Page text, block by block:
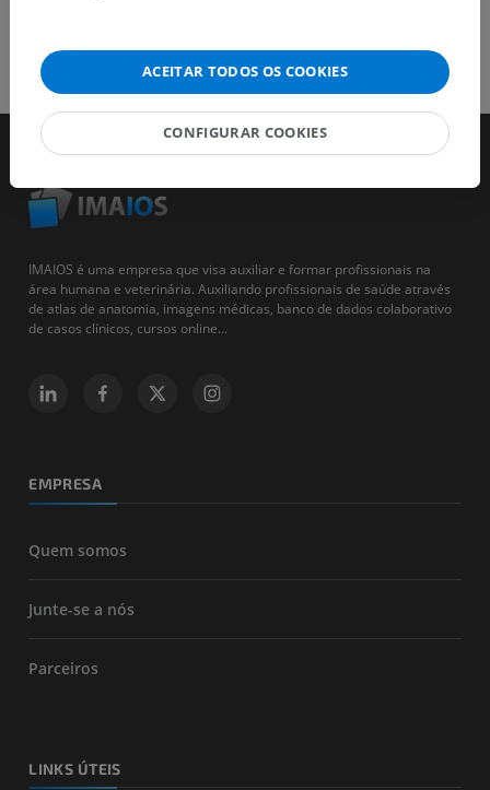
IMAIOS é uma empresa que visa auxiliar e formar profissionais na
área humana e veterinária. Auxiliando profissionais de saúde através
de atlas de anatomia, imagens médicas, banco de dados colaborativo
de casos clínicos, cursos online...
EMPRESA
Quem somos
Junte-se a nós
Parceiros
LINKS ÚTEIS
ACEITAR TODOS OS COOKIES
CONFIGURAR COOKIES